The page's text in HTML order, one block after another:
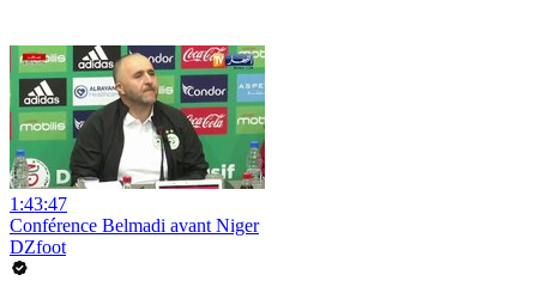
1:43:47
Conférence Belmadi avant Niger
DZfoot